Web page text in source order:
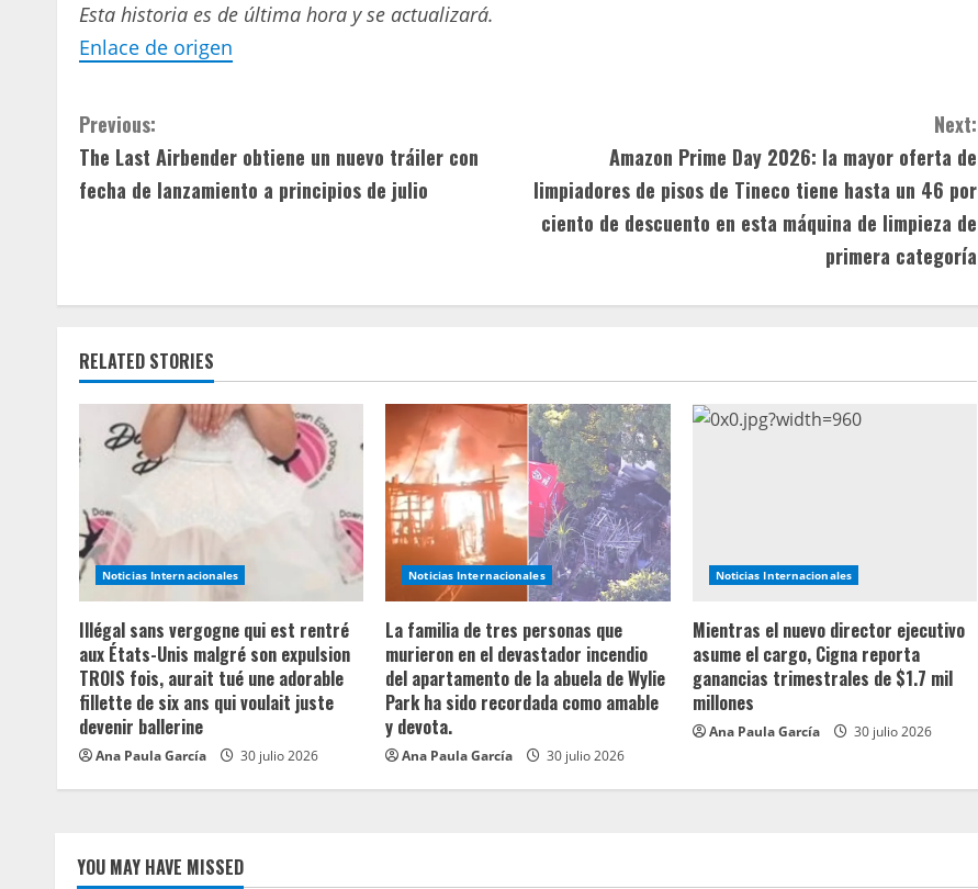
Esta historia es de última hora y se actualizará.
Enlace de origen
C
o
i
n
u
e
R
e
a
d
i
n
g
Previous:
The Last Airbender obtiene un nuevo tráiler con
fecha de lanzamiento a principios de julio
Next:
Amazon Prime Day 2026: la mayor oferta de
limpiadores de pisos de Tineco tiene hasta un 46 por
ciento de descuento en esta máquina de limpieza de
primera categoría
RELATED STORIES
Noticias Internacionales
Illégal sans vergogne qui est rentré
aux États-Unis malgré son expulsion
TROIS fois, aurait tué une adorable
fillette de six ans qui voulait juste
devenir ballerine
Ana Paula García 30 julio 2026
Noticias Internacionales
La familia de tres personas que
murieron en el devastador incendio
del apartamento de la abuela de Wylie
Park ha sido recordada como amable
y devota.
Ana Paula García 30 julio 2026
Noticias Internacionales
Mientras el nuevo director ejecutivo
asume el cargo, Cigna reporta
ganancias trimestrales de $1.7 mil
millones
Ana Paula García 30 julio 2026
YOU MAY HAVE MISSED